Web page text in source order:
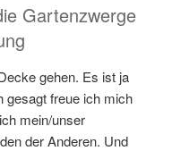
Gartenzwerge
gehen. Es ist ja
gesagt freue ich mich
mein/unser
der Anderen. Und